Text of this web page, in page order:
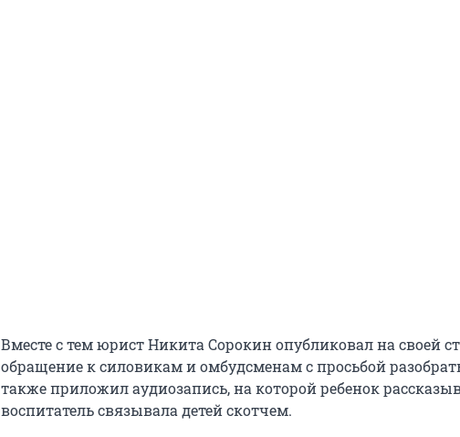
Вместе с тем юрист Никита Сорокин опубликовал на своей
обращение к силовикам и омбудсменам с просьбой
также приложил аудиозапись, на которой ребенок
воспитатель связывала детей скотчем.